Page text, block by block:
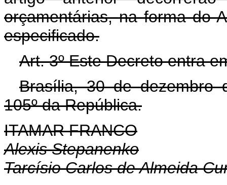
orçamentárias, na forma do
especificado.
Art. 3º Este Decreto entra
Brasília, 30 de dezembro
105º da República.
ITAMAR FRANCO
Alexis Stepanenko
Tarcísio Carlos de Almeida